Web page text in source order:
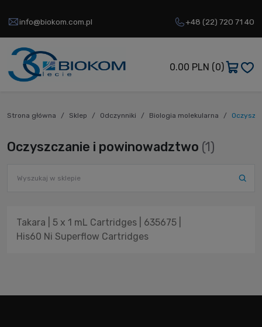
info@biokom.com.pl +48 (22) 720 71 40
0.00 PLN (0)
Strona główna Sklep Odczynniki Biologia molekularna
Oczyszczanie i powinowadztwo (1)
Takara | 5 x 1 mL Cartridges | 635675 |
His60 Ni Superflow Cartridges